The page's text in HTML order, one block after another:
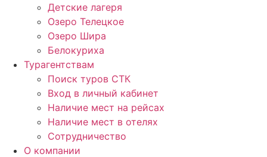
Детские лагеря
Озеро Телецкое
Озеро Шира
Белокуриха
Турагентствам
Поиск туров СТК
Вход в личный кабинет
Наличие мест на рейсах
Наличие мест в отелях
Сотрудничество
О компании